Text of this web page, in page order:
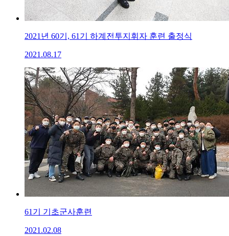
2021년 60기, 61기 하계전투지휘자 훈련 출정식
2021.08.17
61기 기초군사훈련
2021.02.08